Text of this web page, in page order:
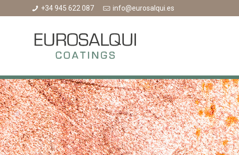
+34 945 622 087 info@eurosalqui.es